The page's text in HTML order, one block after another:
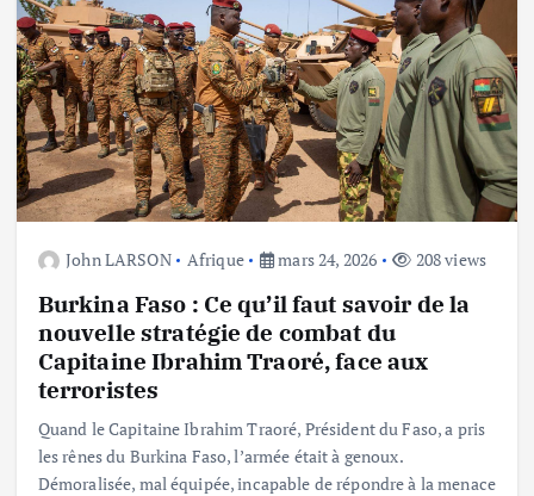
John LARSON Afrique mars 24, 2026 208 views
Burkina Faso : Ce qu’il faut savoir de la
nouvelle stratégie de combat du
Capitaine Ibrahim Traoré, face aux
terroristes
Quand le Capitaine Ibrahim Traoré, Président du Faso, a pris
les rênes du Burkina Faso, l’armée était à genoux.
Démoralisée, mal équipée, incapable de répondre à la menace